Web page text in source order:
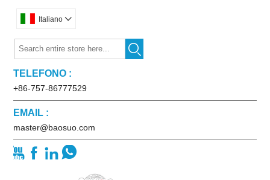
Italiano 

TELEFONO :
+86-757-86777529
EMAIL :
master@baosuo.com
   